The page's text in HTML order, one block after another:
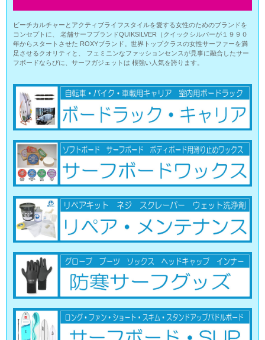
ビーチカルチャーとアクティブライフスタイルを愛する女性のためのブランドを
コンセプトに、 老舗サーフブランドQUIKSILVER（クイックシルバーが１９９０
年からスタートさせた ROXYブランド。世界トップクラスの女性サーファーを満
足させるクオリティと、 フェミニンなファッションセンスが見事に融合したサー
フボードならびに、サーフガジェットは 根強い人気を誇ります。